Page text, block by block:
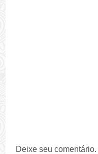
Deixe seu